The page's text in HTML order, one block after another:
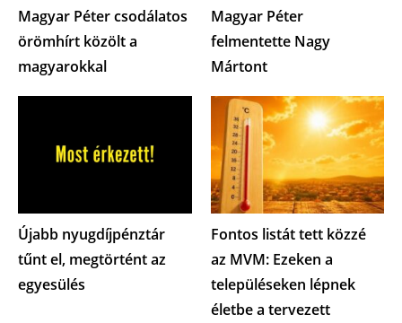
Magyar Péter csodálatos
örömhírt közölt a
magyarokkal
Magyar Péter
felmentette Nagy
Mártont
Újabb nyugdíjpénztár
tűnt el, megtörtént az
egyesülés
Fontos listát tett közzé
az MVM: Ezeken a
településeken lépnek
életbe a tervezett